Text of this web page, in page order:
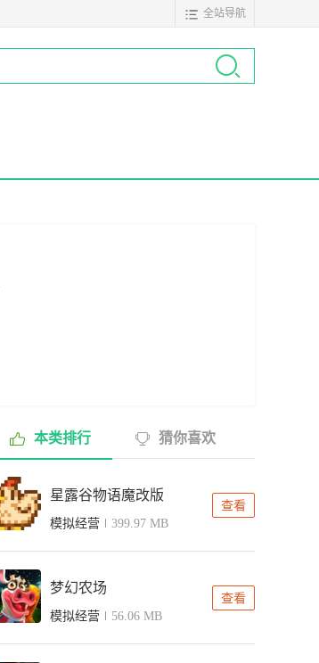
全站导航
本类排行 猜你喜欢
星露谷物语魔改版
模拟经营 399.97 MB
查看
梦幻农场
模拟经营 56.06 MB
查看